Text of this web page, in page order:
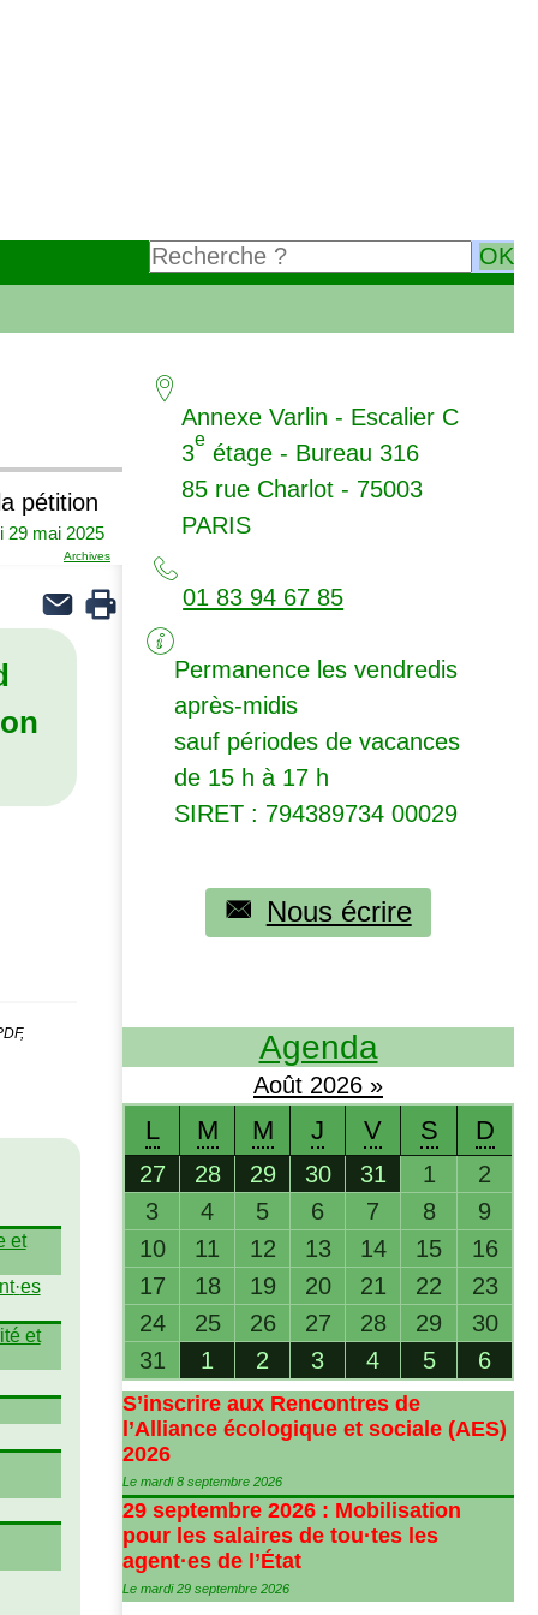
pétition
29 mai 2025
Archives
et
·es
et
Annexe Varlin - Escalier C
3
e
étage - Bureau 316
85 rue Charlot - 75003
PARIS
01 83 94 67 85
Permanence les vendredis
après-midis
sauf périodes de vacances
de 15 h à 17 h
SIRET : 794389734 00029
Nous écrire
Agenda
Août 2026 »
L M M J V S D
27 28 29 30 31 1
2
3
4 5 6 7 8
9
10
11 12 13 14 15
16
17
18 19 20 21 22
23
24
25 26 27 28 29
30
31
1 2 3 4 5 6
S’inscrire aux Rencontres de
l’Alliance écologique et sociale (AES)
2026
Le mardi 8 septembre 2026
29 septembre 2026 : Mobilisation
pour les salaires de tou·tes les
agent·es de l’État
Le mardi 29 septembre 2026